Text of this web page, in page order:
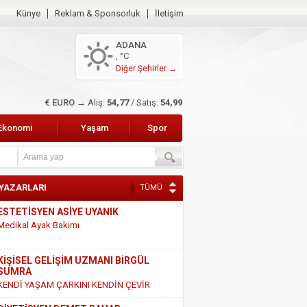
Künye Reklam & Sponsorluk İletişim
ADANA
, °C
Diğer Şehirler →
€ EURO → Alış: 54,77/ Satış: 54,99
Yaşam Spor
TÜMÜ
ESTETİSYEN ASİYE UYANIK
Ayak Bakımı
KİŞİSEL GELİŞİM UZMANI BİRGÜL
YAŞAM ÇARKINI KENDİN ÇEVİR